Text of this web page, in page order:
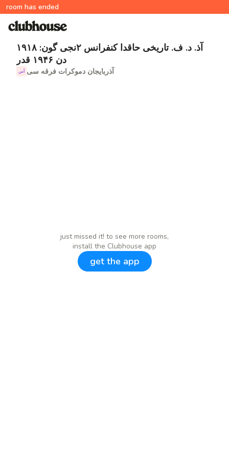
room has ended
آذ. د. ف. تاریخی حاقدا کنفرانس ۲نجی گون: ۱۹۱۸
دن ۱۹۴۶ قدر
آس آذربایجان دموکرات فرقه سی
just missed it! to see more rooms,
install the Clubhouse app
get the app